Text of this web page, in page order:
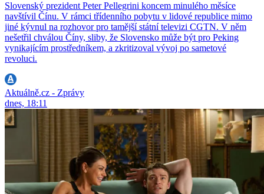
Slovenský prezident Peter Pellegrini koncem minulého měsíce
navštívil Čínu. V rámci třídenního pobytu v lidové republice mimo
jiné kývnul na rozhovor pro tamější státní televizi CGTN. V něm
nešetřil chválou Číny, sliby, že Slovensko může být pro Peking
vynikajícím prostředníkem, a zkritizoval vývoj po sametové
revoluci.
Aktuálně.cz - Zprávy
dnes, 18:11